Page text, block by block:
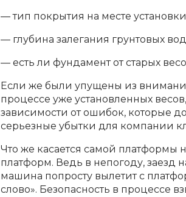
— тип покрытия на месте
— глубина залегания грунтовых
— есть ли фундамент от старых
Если же были упущены из
процессе уже установленных
зависимости от ошибок, которые
серьезные убытки для компании
Что же касается самой платформы
платформ. Ведь в непогоду, заезд
машина попросту вылетит с
слово». Безопасность в процессе